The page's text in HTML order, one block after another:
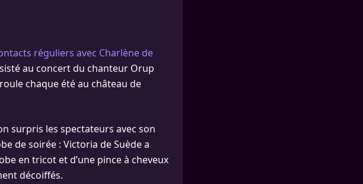
réguliers avec Charlène de
au concert du chanteur Orup
chaque été au château de
surpris les spectateurs avec son
de soirée : Victoria de Suède a
en tricot et d’une pince à cheveux
décoiffés.